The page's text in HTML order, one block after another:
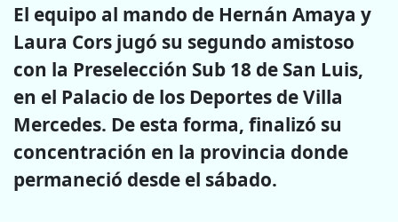
El equipo al mando de Hernán Amaya y
Laura Cors jugó su segundo amistoso
con la Preselección Sub 18 de San Luis,
en el Palacio de los Deportes de Villa
Mercedes. De esta forma, finalizó su
concentración en la provincia donde
permaneció desde el sábado.